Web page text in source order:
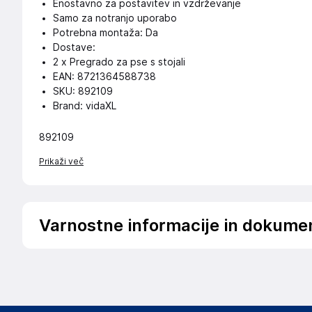
Enostavno za postavitev in vzdrževanje
Samo za notranjo uporabo
Potrebna montaža: Da
Dostave:
2 x Pregrado za pse s stojali
EAN: 8721364588738
SKU: 892109
Brand: vidaXL
892109
Prikaži več
Varnostne informacije in